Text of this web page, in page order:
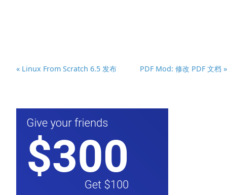
« Linux From Scratch 6.5 发布 PDF Mod: 修改 PDF 文档 »